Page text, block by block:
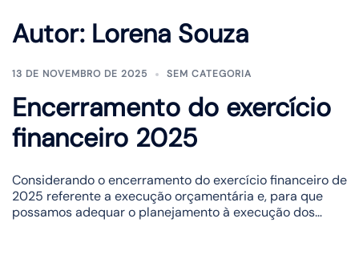
Autor: Lorena Souza
13 DE NOVEMBRO DE 2025 SEM CATEGORIA
Encerramento do exercício
financeiro 2025
Considerando o encerramento do exercício financeiro de
2025 referente a execução orçamentária e, para que
possamos adequar o planejamento à execução dos…